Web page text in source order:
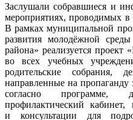
Заслушали собравшиеся и
мероприятиях, проводимых в
В рамках муниципальной
развития молодёжной
района» реализуется проект
во всех учебных
родительские собрания,
направленные на пропаганду
согласно программе,
профилактический
и консультации для